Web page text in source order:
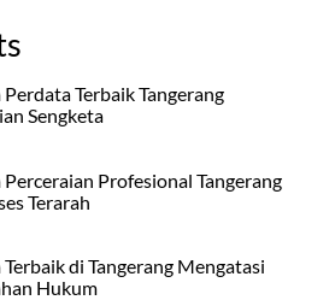
Perdata Terbaik Tangerang
Sengketa
Perceraian Profesional Tangerang
Terarah
Terbaik di Tangerang Mengatasi
Hukum